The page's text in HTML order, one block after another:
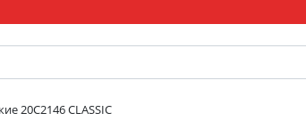
20С2146 CLASSIC